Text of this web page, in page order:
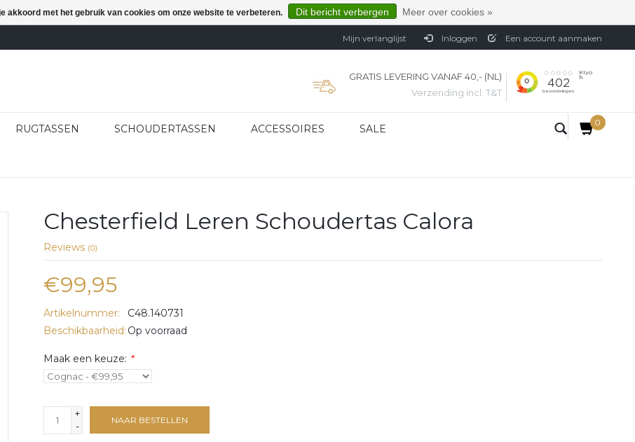
Mijn verlanglijst Inloggen Een account aanmaken
GRATIS LEVERING VANAF 40,- (NL)
Verzending incl. T&T
RUGTASSEN SCHOUDERTASSEN ACCESSOIRES SALE
0
Chesterfield Leren Schoudertas Calora
Reviews (0)
€99,95
Artikelnummer:
C48.140731
Beschikbaarheid: Op voorraad
Maak een keuze: *
+
-
NAAR BESTELLEN
akkoord met het gebruik van cookies om onze website te verbeteren. Dit bericht verbergen Meer over cookies »